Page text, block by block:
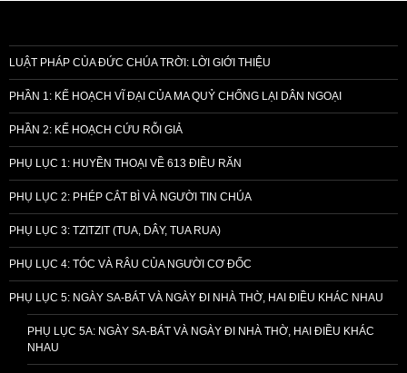
LUẬT PHÁP CỦA ĐỨC CHÚA TRỜI: LỜI GIỚI THIỆU
PHẦN 1: KẾ HOẠCH VĨ ĐẠI CỦA MA QUỶ CHỐNG LẠI DÂN NGOẠI
PHẦN 2: KẾ HOẠCH CỨU RỖI GIẢ
PHỤ LỤC 1: HUYỀN THOẠI VỀ 613 ĐIỀU RĂN
PHỤ LỤC 2: PHÉP CẮT BÌ VÀ NGƯỜI TIN CHÚA
PHỤ LỤC 3: TZITZIT (TUA, DÂY, TUA RUA)
PHỤ LỤC 4: TÓC VÀ RÂU CỦA NGƯỜI CƠ ĐỐC
PHỤ LỤC 5: NGÀY SA-BÁT VÀ NGÀY ĐI NHÀ THỜ, HAI ĐIỀU KHÁC NHAU
PHỤ LỤC 5A: NGÀY SA-BÁT VÀ NGÀY ĐI NHÀ THỜ, HAI ĐIỀU KHÁC
NHAU